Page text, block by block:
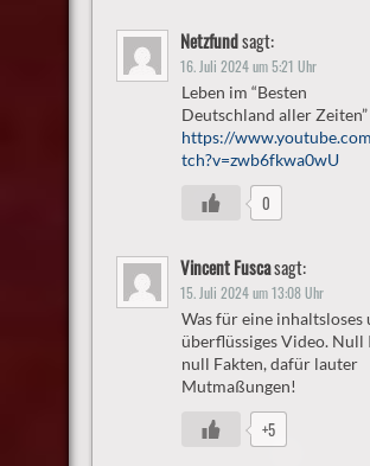
Netzfundsagt:
16. Juli 2024 um 5:21 Uhr
Leben im “Besten
Deutschland aller
https://
tch?v=zwb6fkwa0wU
0
Vincent Fuscasagt:
15. Juli 2024 um 13:08 Uhr
Was für eine inhaltsloses
überflüssiges Video. Null
null Fakten, dafür lauter
Mutmaßungen!
+5